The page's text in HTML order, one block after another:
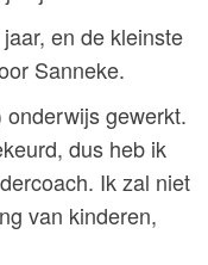
en de kleinste
Sanneke.
gewerkt.
dus heb ik
Ik zal niet
van kinderen,